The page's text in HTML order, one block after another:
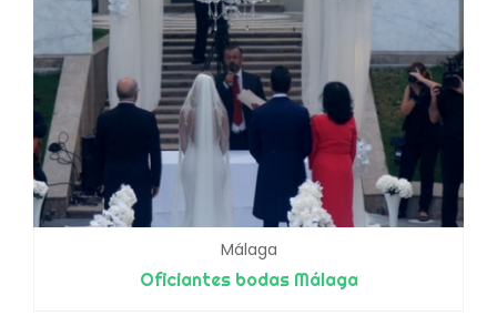
Málaga
Oficiantes bodas Málaga